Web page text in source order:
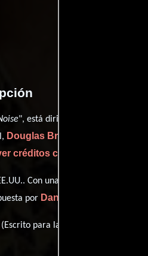
", está dirigida por
Douglas Brodax
créditos completos
Con una duración de 2h 16m
por Danny Elfman
(Escrito para la pantalla) y